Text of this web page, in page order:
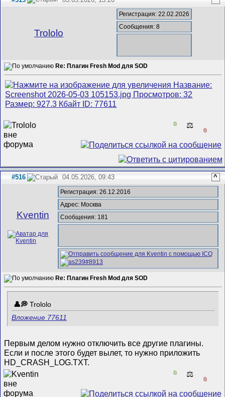
Trololo
Регистрация: 22.02.2026
Сообщения: 8
Re: Плагин Fresh Mod для SOD
0 ⚖️
0
#516 04.05.2026, 09:43 ^
Kventin
Регистрация: 26.12.2016
Адрес: Москва
Сообщения: 181
Re: Плагин Fresh Mod для SOD
Trololo
Вложение 77611
Первым делом нужно отключить все другие плагины.
Если и после этого будет вылет, то нужно приложить
HD_CRASH_LOG.TXT.
0 ⚖️
0